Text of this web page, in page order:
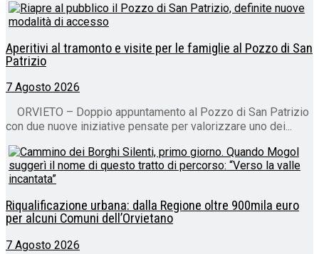
Aperitivi al tramonto e visite per le famiglie al Pozzo di San
Patrizio
7 Agosto 2026
ORVIETO – Doppio appuntamento al Pozzo di San Patrizio
con due nuove iniziative pensate per valorizzare uno dei...
Riqualificazione urbana: dalla Regione oltre 900mila euro
per alcuni Comuni dell’Orvietano
7 Agosto 2026